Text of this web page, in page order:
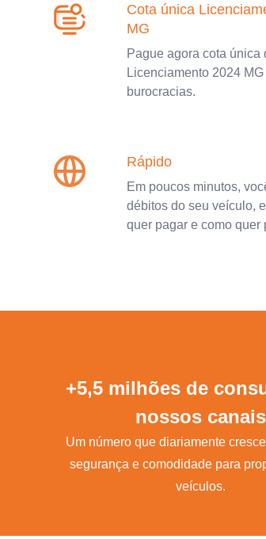
Cota única
MG
Pague agora cota única
Licenciamento 2024
burocracias.
Rápido
Em poucos minutos,
débitos do seu veículo,
quer pagar e como quer
+5,5 milhões de
nossos canais
Um número que diariamente
segurança e comodidade para
veículos.